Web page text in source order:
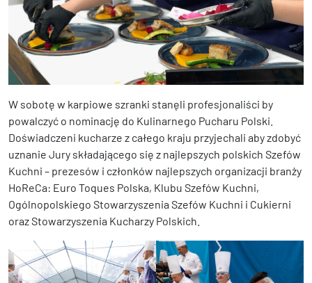
W sobotę w karpiowe szranki stanęli profesjonaliści by
powalczyć o nominację do Kulinarnego Pucharu Polski.
Doświadczeni kucharze z całego kraju przyjechali aby zdobyć
uznanie Jury składającego się z najlepszych polskich Szefów
Kuchni – prezesów i członków najlepszych organizacji branży
HoReCa: Euro Toques Polska, Klubu Szefów Kuchni,
Ogólnopolskiego Stowarzyszenia Szefów Kuchni i Cukierni
oraz Stowarzyszenia Kucharzy Polskich.